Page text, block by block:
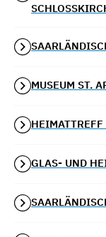
MUSEUM ST.
GLAS- UND